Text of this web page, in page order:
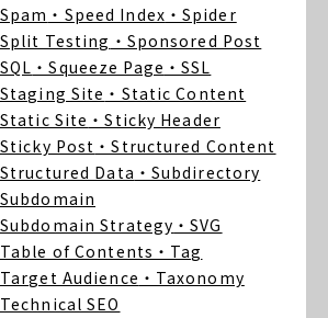
Spam ・Speed Index ・Spider
Split Testing ・Sponsored Post
・Squeeze Page ・SSL
Staging Site ・Static Content
Static Site ・Sticky Header
Sticky Post ・Structured Content
Structured Data ・Subdirectory
Subdomain
Subdomain Strategy ・SVG
Table of Contents ・Tag
Target Audience ・Taxonomy
Technical SEO